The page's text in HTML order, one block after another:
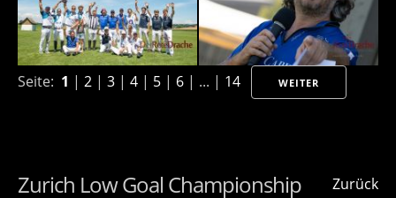
Seite: 1 | 2 | 3 | 4 | 5 | 6 | ... | 14 WEITER
Zurück
Zurich Low Goal Championship